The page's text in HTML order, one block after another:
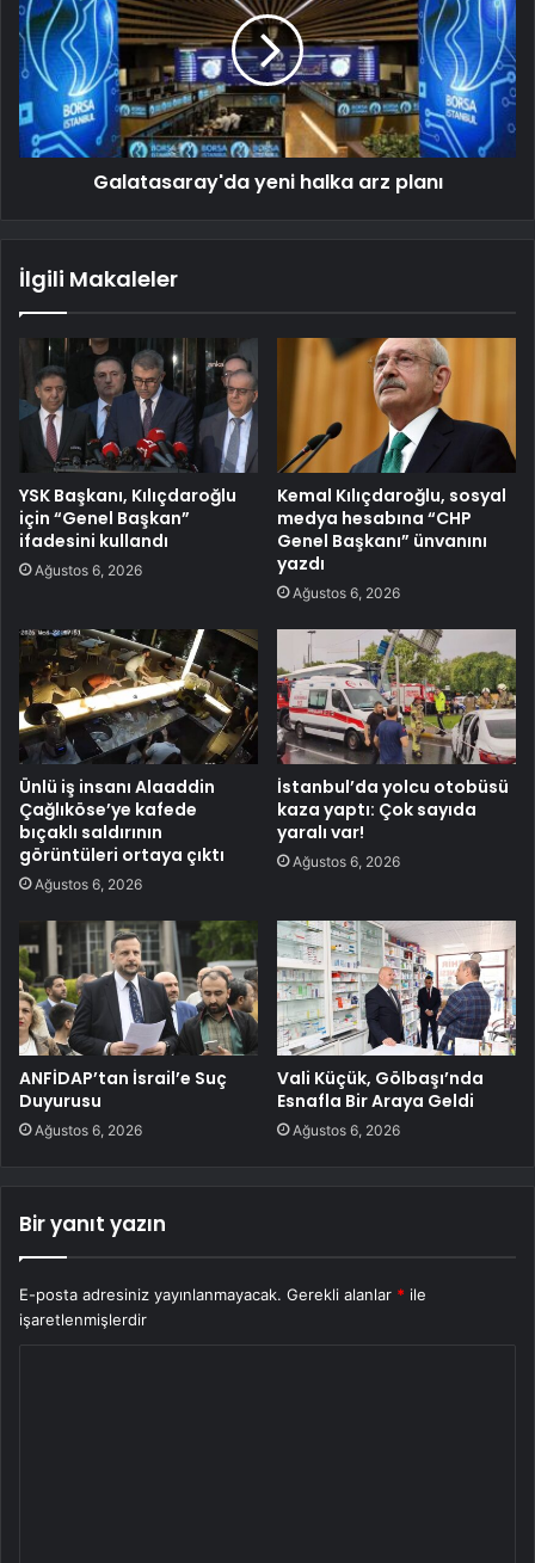
Galatasaray'da yeni halka arz planı
İlgili Makaleler
YSK Başkanı, Kılıçdaroğlu
için “Genel Başkan”
ifadesini kullandı
Ağustos 6, 2026
Kemal Kılıçdaroğlu, sosyal
medya hesabına “CHP
Genel Başkanı” ünvanını
yazdı
Ağustos 6, 2026
Ünlü iş insanı Alaaddin
Çağlıköse’ye kafede
bıçaklı saldırının
görüntüleri ortaya çıktı
Ağustos 6, 2026
İstanbul’da yolcu otobüsü
kaza yaptı: Çok sayıda
yaralı var!
Ağustos 6, 2026
ANFİDAP’tan İsrail’e Suç
Duyurusu
Ağustos 6, 2026
Vali Küçük, Gölbaşı’nda
Esnafla Bir Araya Geldi
Ağustos 6, 2026
Bir yanıt yazın
E-posta adresiniz yayınlanmayacak. Gerekli alanlar * ile
işaretlenmişlerdir